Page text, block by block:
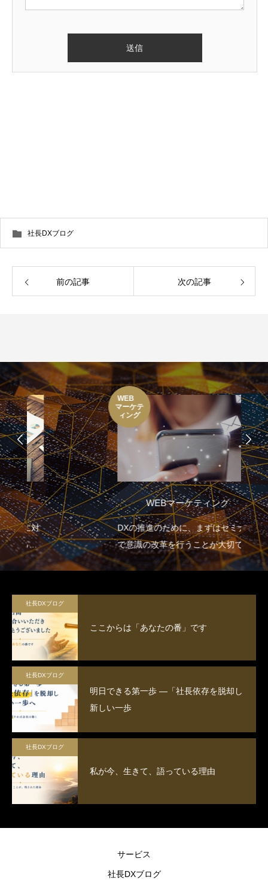
社長DXブログ
前の記事 次の記事
WEB
マーケテ
ィング
WEBマーケティング
DXの推進のために、まずはセミナー
で意識の改革を行うことが大切で
す。
社長DXブログ
ここからは「あなたの番」です
社長DXブログ
明日できる第一歩 ―「社長依存を脱却し
新しい一歩
社長DXブログ
私が今、生きて、語っている理由
サービス
社長DXブログ